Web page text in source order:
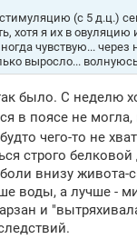
(с 5 д.ц.)
хотя я их в овуляцию
чувствую... через
выросло...
было. С неделю
в поясе не
чего-то не
строго
внизу живота-
воды, а лучше -
и